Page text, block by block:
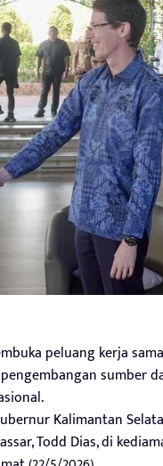
peluang kerja
sumber
Kalimantan
Todd Dias, di